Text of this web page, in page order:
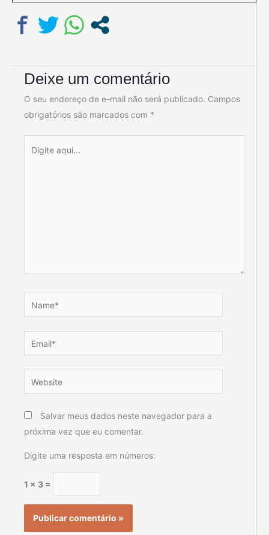
Deixe um comentário
O seu endereço de e-mail não será publicado. Campos
obrigatórios são marcados com *
aqui...
Name*
Email*
Website
Salvar meus dados neste navegador para a
próxima vez que eu comentar.
Digite uma resposta em números:
1 × 3 =